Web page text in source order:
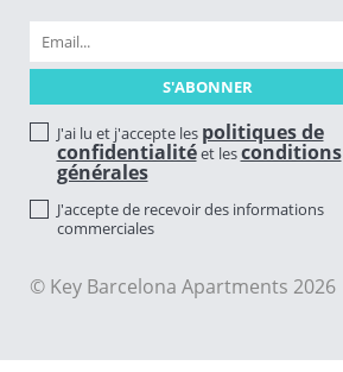
J'ai lu et j'accepte les politiques de
confidentialitéet lesconditions
générales
J'accepte de recevoir des informations
commerciales
© Key Barcelona Apartments 2026